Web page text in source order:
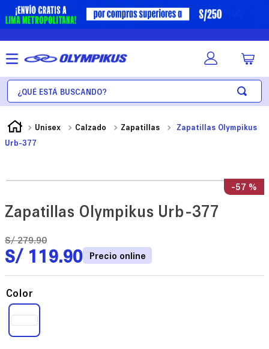
¿Qué está buscando?
Unisex Calzado Zapatillas
Zapatillas Olympikus
Urb-377
-57 %
Zapatillas Olympikus Urb-377
S/ 279.90
S/ 119.90
Color